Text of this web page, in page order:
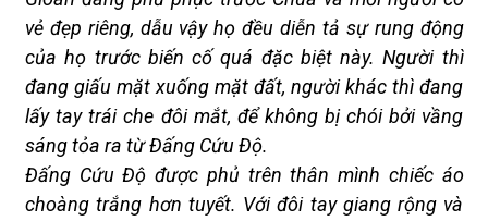
vẻ đẹp riêng, dẫu vậy họ đều diễn tả sự rung động
của họ trước biến cố quá đặc biệt này. Người thì
đang giấu mặt xuống mặt đất, người khác thì đang
lấy tay trái che đôi mắt, để không bị chói bởi vầng
sáng tỏa ra từ Đấng Cứu Độ.
Đấng Cứu Độ được phủ trên thân mình chiếc áo
choàng trắng hơn tuyết. Với đôi tay giang rộng và